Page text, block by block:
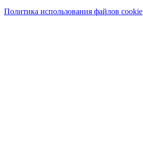
Политика использования файлов cookie